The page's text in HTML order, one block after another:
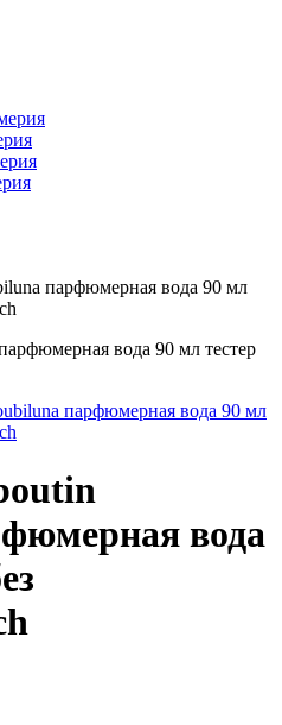
парфюмерная вода 90 мл
вода 90 мл тестер
вода